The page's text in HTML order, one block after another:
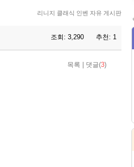
리니지 클래식 인벤 자유 게시판
조회: 3,290 추천: 1
목록 댓글(3)